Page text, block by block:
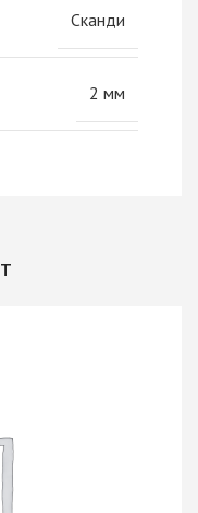
Сканди
2 мм